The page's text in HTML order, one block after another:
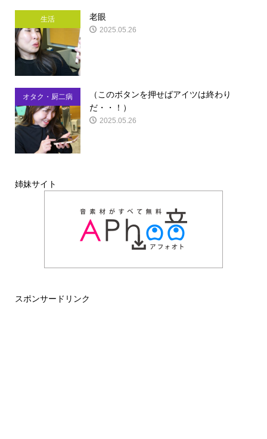
生活 老眼
2025.05.26
オタク・厨二病
（このボタンを押せばアイツは終わり
だ・・！）
2025.05.26
姉妹サイト
スポンサードリンク